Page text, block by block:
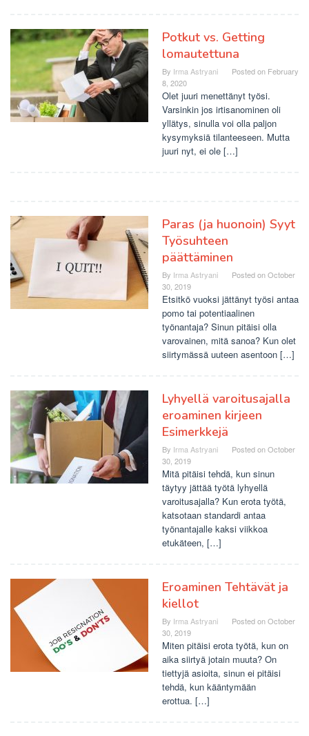
Potkut vs. Getting
lomautettuna
By Irma Astryani Posted on February
8, 2020
Olet juuri menettänyt työsi.
Varsinkin jos irtisanominen oli
yllätys, sinulla voi olla paljon
kysymyksiä tilanteeseen. Mutta
juuri nyt, ei ole […]
Paras (ja huonoin) Syyt
Työsuhteen
päättäminen
By Irma Astryani Posted onOctober
30, 2019
Etsitkö vuoksi jättänyt työsi antaa
pomo tai potentiaalinen
työnantaja? Sinun pitäisi olla
varovainen, mitä sanoa? Kun olet
siirtymässä uuteen asentoon […]
Lyhyellä varoitusajalla
eroaminen kirjeen
Esimerkkejä
By Irma Astryani Posted onOctober
30, 2019
Mitä pitäisi tehdä, kun sinun
täytyy jättää työtä lyhyellä
varoitusajalla? Kun erota työtä,
katsotaan standardi antaa
työnantajalle kaksi viikkoa
etukäteen, […]
Eroaminen Tehtävät ja
kiellot
By Irma Astryani Posted onOctober
30, 2019
Miten pitäisi erota työtä, kun on
aika siirtyä jotain muuta? On
tiettyjä asioita, sinun ei pitäisi
tehdä, kun kääntymään
erottua. […]